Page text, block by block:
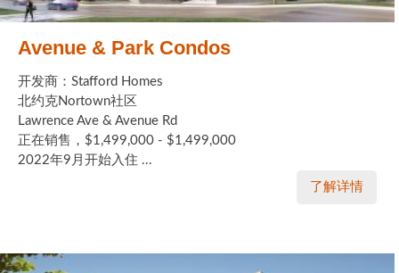
Avenue & Park Condos
开发商：Stafford Homes
北约克Nortown社区
Lawrence Ave & Avenue Rd
正在销售，$1,499,000 - $1,499,000
2022年9月开始入住 ...
了解详情